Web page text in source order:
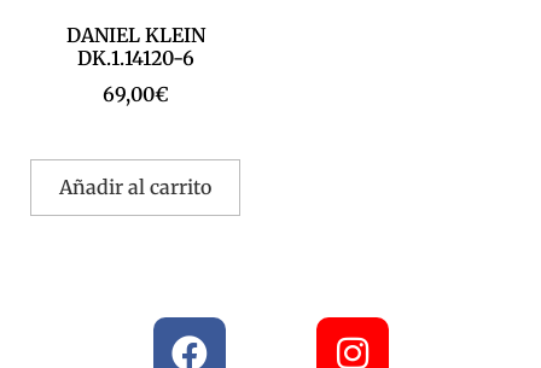
DANIEL KLEIN
DK.1.14120-6
69,00€
Añadir al carrito